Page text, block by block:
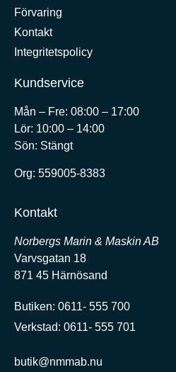
Förvaring
Kontakt
Integritetspolicy
Kundservice
Mån – Fre: 08:00 – 17:00
Lör: 10:00 – 14:00
Sön: Stängt
Org: 559005-8383
Kontakt
Norbergs Marin & Maskin AB
Varvsgatan 18
871 45 Härnösand
Butiken: 0611- 555 700
Verkstad: 0611- 555 701
butik@nmmab.nu